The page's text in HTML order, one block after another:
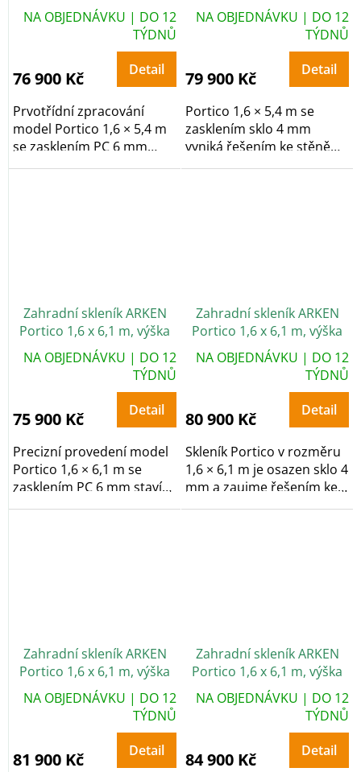
268 cm, PC 6 mm
NA OBJEDNÁVKU | DO 12
TÝDNŮ
76 900 Kč Detail
Prvotřídní zpracování
model Portico 1,6 × 5,4 m
se zasklením PC 6 mm
staví na řešením...
268 cm, sklo 4 mm
NA OBJEDNÁVKU | DO 12
TÝDNŮ
79 900 Kč Detail
Portico 1,6 × 5,4 m se
zasklením sklo 4 mm
vyniká řešením ke stěně
pro maximální...
Zahradní skleník ARKEN
Portico 1,6 x 6,1 m, výška
248 cm, PC 6 mm
NA OBJEDNÁVKU | DO 12
TÝDNŮ
75 900 Kč Detail
Precizní provedení model
Portico 1,6 × 6,1 m se
zasklením PC 6 mm staví
na řešením ke...
Zahradní skleník ARKEN
Portico 1,6 x 6,1 m, výška
248 cm, sklo 4 mm
NA OBJEDNÁVKU | DO 12
TÝDNŮ
80 900 Kč Detail
Skleník Portico v rozměru
1,6 × 6,1 m je osazen sklo 4
mm a zaujme řešením ke
stěně pro...
Zahradní skleník ARKEN
Portico 1,6 x 6,1 m, výška
268 cm, PC 6 mm
NA OBJEDNÁVKU | DO 12
TÝDNŮ
81 900 Kč Detail
Zahradní skleník ARKEN
Portico 1,6 x 6,1 m, výška
268 cm, sklo 4 mm
NA OBJEDNÁVKU | DO 12
TÝDNŮ
84 900 Kč Detail